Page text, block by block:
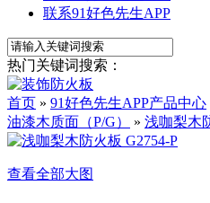
联系91好色先生APP
热门关键词搜索：
首页 » 91好色先生APP产品中心
油漆木质面（P/G）
» 浅咖梨木
查看全部大图